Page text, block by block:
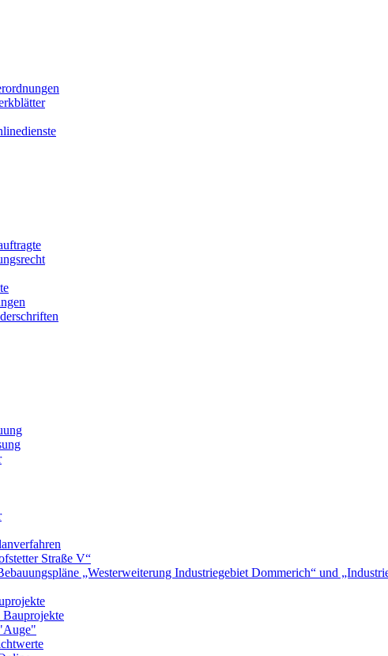
Straße V“
„Westerweiterung Industriegebiet Dommerich“ und
Bauprojekte